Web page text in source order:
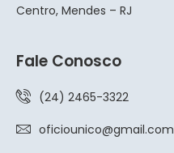
Centro, Mendes – RJ
Fale Conosco
(24) 2465-3322
oficiounico@gmail.com